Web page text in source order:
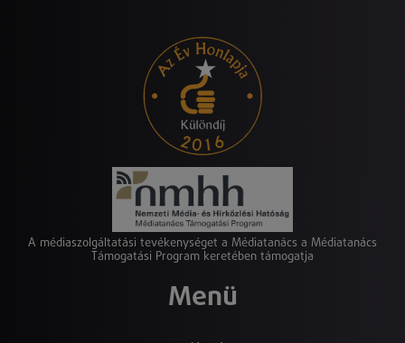
A médiaszolgáltatási tevékenységet a Médiatanács a Médiatanács
Támogatási Program keretében támogatja
Menü